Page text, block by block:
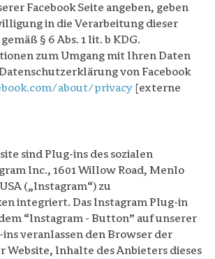
Facebook Seite angeben, geben
in die Verarbeitung dieser
§ 6 Abs. 1 lit. b KDG.
zum Umgang mit Ihren Daten
von Facebook
about/privacy [externe
sind Plug-ins des sozialen
Inc., 1601 Willow Road, Menlo
(„Instagram“) zu
integriert. Das Instagram Plug-in
“Instagram - Button” auf unserer
ins veranlassen den Browser der
Website, Inhalte des Anbieters dieses